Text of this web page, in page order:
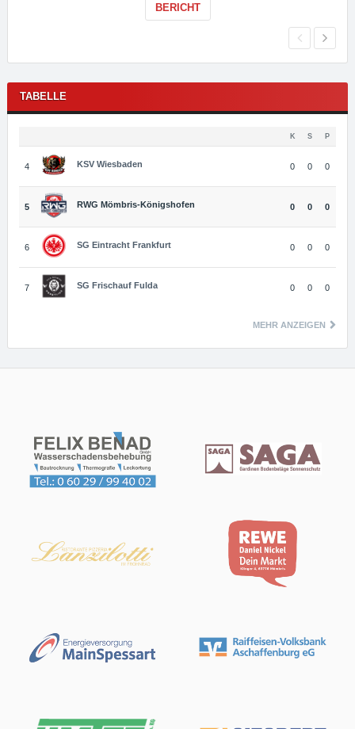
BERICHT
TABELLE
K S P
4 KSV Wiesbaden 0 0 0
5 RWG Mömbris-Königshofen 0 0 0
6 SG Eintracht Frankfurt 0 0 0
7 SG Frischauf Fulda 0 0 0
MEHR ANZEIGEN